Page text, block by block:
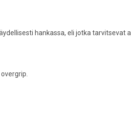
hankassa, eli jotka